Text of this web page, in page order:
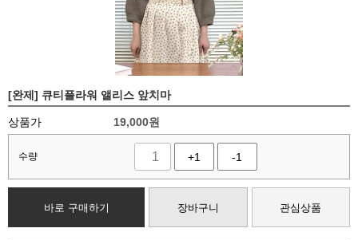
[완제] 큐티플라워 앨리스 앞치마
상품가 19,000원
수량 +1 -1
바로 구매하기 장바구니 관심상품